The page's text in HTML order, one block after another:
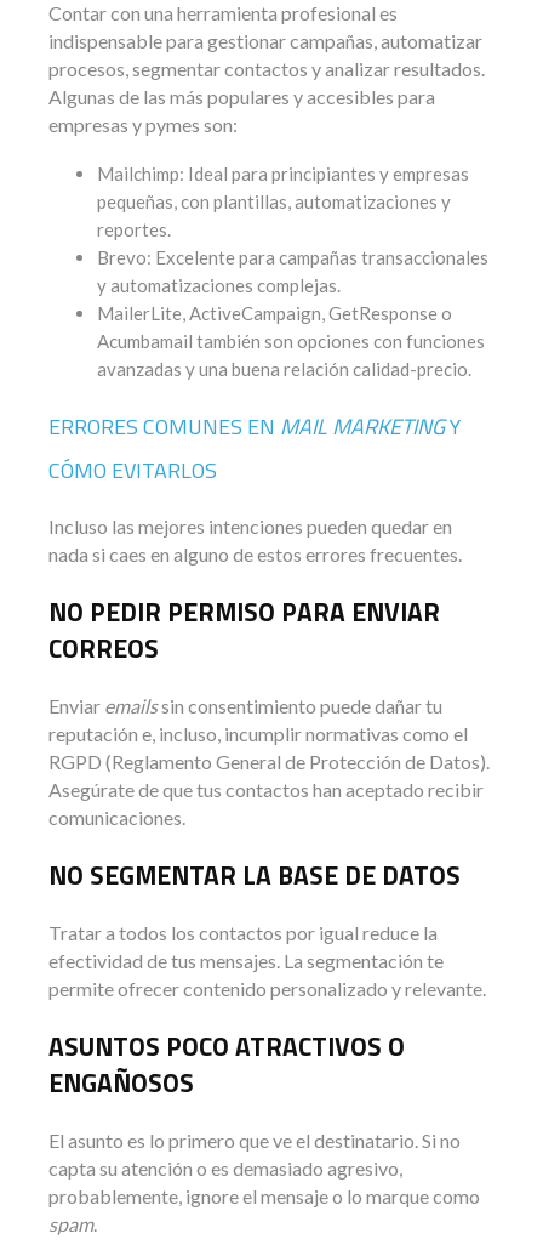
Contar con una herramienta profesional es
indispensable para gestionar campañas, automatizar
procesos, segmentar contactos y analizar resultados.
Algunas de las más populares y accesibles para
empresas y pymes son:
Mailchimp: Ideal para principiantes y empresas
pequeñas, con plantillas, automatizaciones y
reportes.
Brevo: Excelente para campañas transaccionales
y automatizaciones complejas.
MailerLite, ActiveCampaign, GetResponse o
Acumbamail también son opciones con funciones
avanzadas y una buena relación calidad-precio.
ERRORES COMUNES EN MAIL MARKETINGY
CÓMO EVITARLOS
Incluso las mejores intenciones pueden quedar en
nada si caes en alguno de estos errores frecuentes.
NO PEDIR PERMISO PARA ENVIAR
CORREOS
Enviar emailssin consentimiento puede dañar tu
reputación e, incluso, incumplir normativas como el
RGPD (Reglamento General de Protección de Datos).
Asegúrate de que tus contactos han aceptado recibir
comunicaciones.
NO SEGMENTAR LA BASE DE DATOS
Tratar a todos los contactos por igual reduce la
efectividad de tus mensajes. La segmentación te
permite ofrecer contenido personalizado y relevante.
ASUNTOS POCO ATRACTIVOS O
ENGAÑOSOS
El asunto es lo primero que ve el destinatario. Si no
capta su atención o es demasiado agresivo,
probablemente, ignore el mensaje o lo marque como
spam.